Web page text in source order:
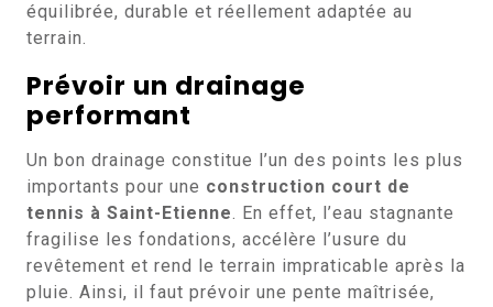
équilibrée, durable et réellement adaptée au
terrain.
Prévoir un drainage
performant
Un bon drainage constitue l’un des points les plus
importants pour une construction court de
tennis à Saint-Etienne. En effet, l’eau stagnante
fragilise les fondations, accélère l’usure du
revêtement et rend le terrain impraticable après la
pluie. Ainsi, il faut prévoir une pente maîtrisée,